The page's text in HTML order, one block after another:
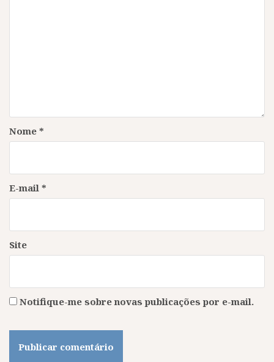
Nome *
E-mail *
Site
Notifique-me sobre novas publicações por e-mail.